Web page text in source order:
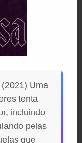
Uma
tenta
incluindo
pelas
que